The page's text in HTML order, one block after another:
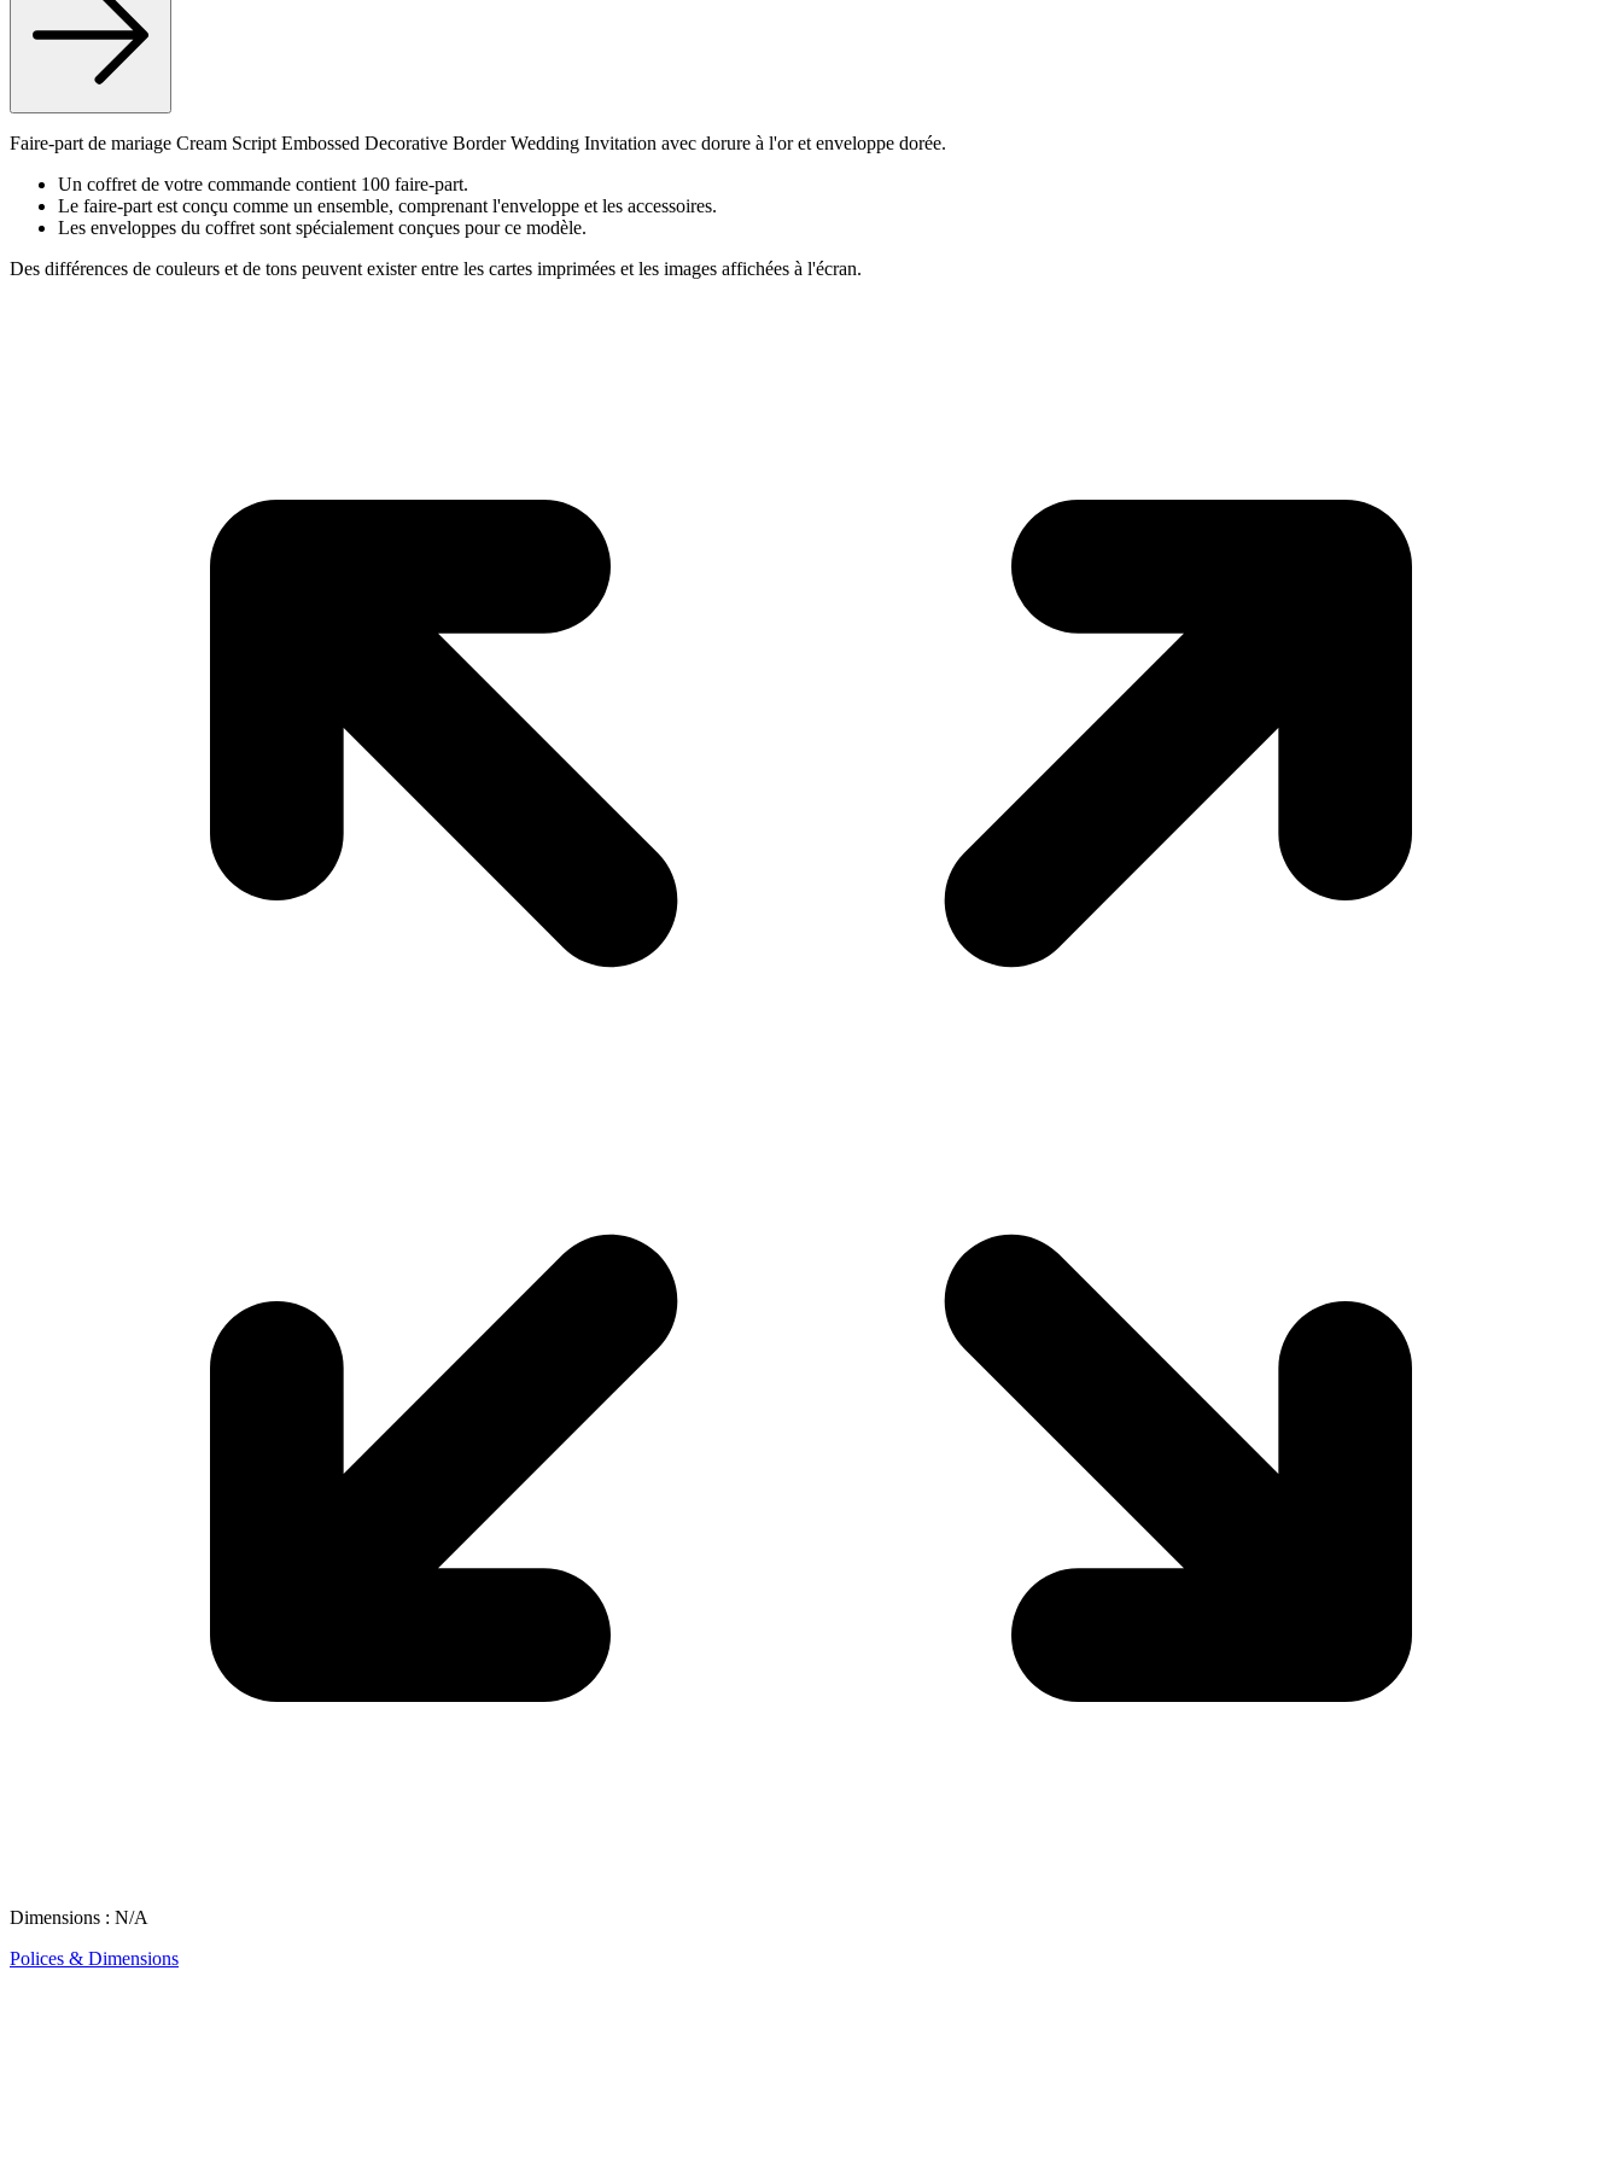
Faire-part de mariage Cream Script Embossed Decorative Border Wedding Invitation avec dorure à l'or et enveloppe dorée.
Un coffret de votre commande contient 100 faire-part.
Le faire-part est conçu comme un ensemble, comprenant l'enveloppe et les accessoires.
Les enveloppes du coffret sont spécialement conçues pour ce modèle.
Des différences de couleurs et de tons peuvent exister entre les cartes imprimées et les images affichées à l'écran.
Dimensions : N/A
Polices & Dimensions